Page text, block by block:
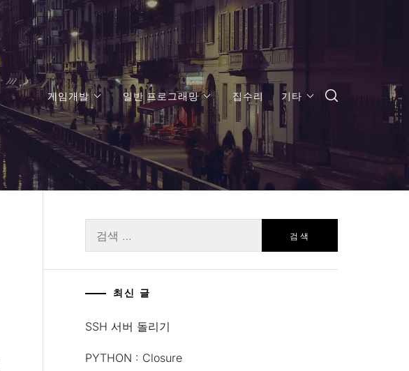
게임개발 일반 프로그래밍 집수리 기타
색:
최신 글
SSH 서버 돌리기
PYTHON : Closure